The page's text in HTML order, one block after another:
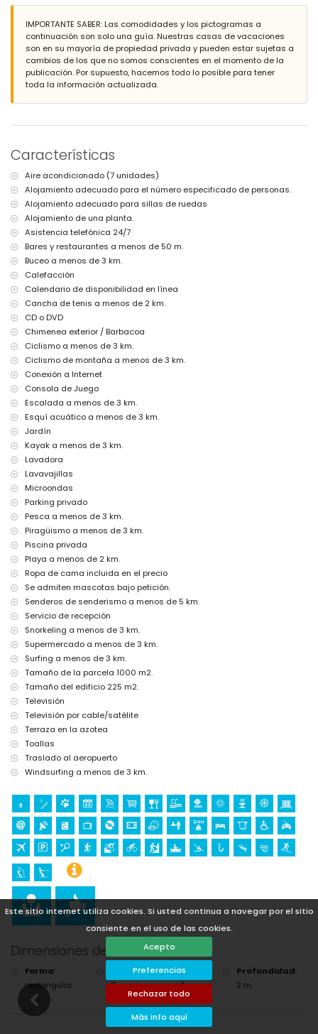
Este sitio internet utiliza cookies. Si usted continua a navegar por el sitio
consiente en el uso de las cookies.
Acepto
Preferencias
Rechazar todo
Más info aquí
barbacoa
zona de estar al aire libre
4 plazas de aparcamiento privadas
terraza en la azotea
Más información
pueblo más cercano: Jávea (a menos de 5 kilómetros de la villa)
kilómetros de la villa)
de la villa)
la villa)
aeropuerto más cercano: Alicante (a menos de 100 kilómetros de la
villa)
segundo aeropuerto más cercano: Valencia (> 100 kilómetros)
consulte si se permiten mascotas
alojamiento accesible para sillas de ruedas
El alojamiento es muy adecuado para familias con niños
Instalaciones y servicios incluidos en el precio del alquiler de la
villa
internet (WiFi)
plancha y tabla de planchar
ropa de cama y toallas
servicio de recepción y servicio de emergencia 24 horas
consola de juegos (Xbox)
calefacción por aire y aire acondicionado
Instalaciones y servicios con coste adicional
servicio de aeropuerto
cama/cuna para niños (bajo demanda)
Actividades de entretenimiento y ocio para sus vacaciones en
Jávea, Costa Blanca
bar (a menos de 500 metros de la casa)
cine, teatro, discoteca, paseo marítimo (El Arenal y Jávea) (a menos
de 5 kilómetros de la casa)
Visitas y cultura en Jávea, Costa Blanca
museo (Pueblo Histórico, Jávea), iglesia (Virgen del Loreto, Jávea),
ruina (Pueblo Histórico, Jávea), monumento (Pueblo Histórico, Jávea),
edificio arquitectónico (Pueblo Histórico, Jávea), lugar histórico
(Pueblo Histórico y Jávea) (a menos de 5 kilómetros del alojamiento)
castillo (Portal de la Vila y Denia) (a menos de 25 kilómetros del
alojamiento)
Deportes
tenis, senderismo, ciclismo de montaña, ciclismo, escalada,
piragüismo, kayak, pesca, buceo, snorkel, surf, windsurf y esquí
acuático (a menos de 5 kilómetros de la villa)
golf (Club de Golf Jávea, Jávea) y equitación (a menos de 10
kilómetros de la villa)
IMPORTANTE SABER: Las comodidades y los pictogramas a
continuación son solo una guía. Nuestras casas de vacaciones
son en su mayoría de propiedad privada y pueden estar sujetas a
cambios de los que no somos conscientes en el momento de la
publicación. Por supuesto, hacemos todo lo posible para tener
toda la información actualizada.
Características
Aire acondicionado (7 unidades)
Alojamiento adecuado para el número especificado de personas.
Alojamiento adecuado para sillas de ruedas
Alojamiento de una planta.
Asistencia telefónica 24/7
Bares y restaurantes a menos de 50 m.
Buceo a menos de 3 km.
Calefacción
Calendario de disponibilidad en línea
Cancha de tenis a menos de 2 km.
CD o DVD
Chimenea exterior / Barbacoa
Ciclismo a menos de 3 km.
Ciclismo de montaña a menos de 3 km.
Conexión a Internet
Consola de Juego
Escalada a menos de 3 km.
Esquí acuático a menos de 3 km.
Jardín
Kayak a menos de 3 km.
Lavadora
Lavavajillas
Microondas
Parking privado
Pesca a menos de 3 km.
Piragüismo a menos de 3 km.
Piscina privada
Playa a menos de 2 km.
Ropa de cama incluida en el precio
Se admiten mascotas bajo petición.
Senderos de senderismo a menos de 5 km.
Servicio de recepción
Snorkeling a menos de 3 km.
Supermercado a menos de 3 km.
Surfing a menos de 3 km.
Tamaño de la parcela 1000 m2.
Tamaño del edificio 225 m2.
Televisión
Televisión por cable/satélite
Terraza en la azotea
Toallas
Traslado al aeropuerto
Windsurfing a menos de 3 km.
Dimensiones de la Piscina
Forma:
rectangular
Longitud:
8 m.
Ancho
4 m.
Profundidad:
2 m.